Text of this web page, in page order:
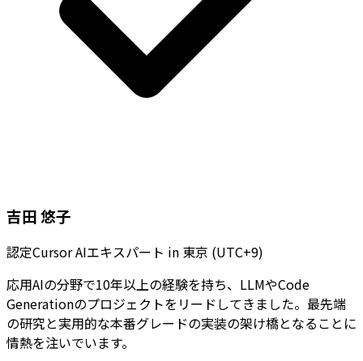
吉田 悠子
認定Cursor AIエキスパート in 東京 (UTC+9)
応用AIの分野で10年以上の経験を持ち、LLMやCode
Generationのプロジェクトをリードしてきました。最先端
の研究と実用的な本番グレードの実装の架け橋となることに
情熱を注いでいます。